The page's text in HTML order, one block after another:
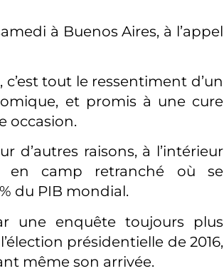
à Buenos Aires, à l’appel
tout le ressentiment d’un
et promis à une cure
occasion.
d’autres raisons, à l’intérieur
en camp retranché où se
du PIB mondial.
une enquête toujours plus
présidentielle de 2016,
même son arrivée.